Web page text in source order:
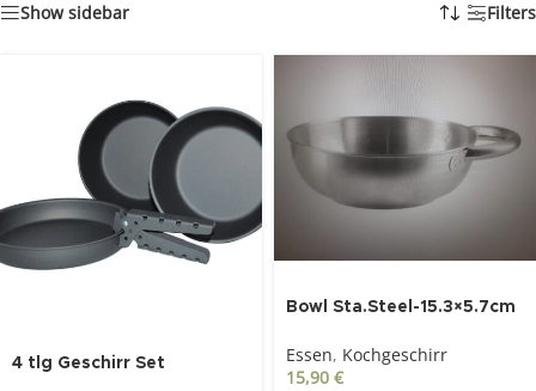
Show sidebar Filters
4 tlg Geschirr Set
Bowl Sta.Steel-15.3×5.7cm
Essen, Kochgeschirr
15,90 €